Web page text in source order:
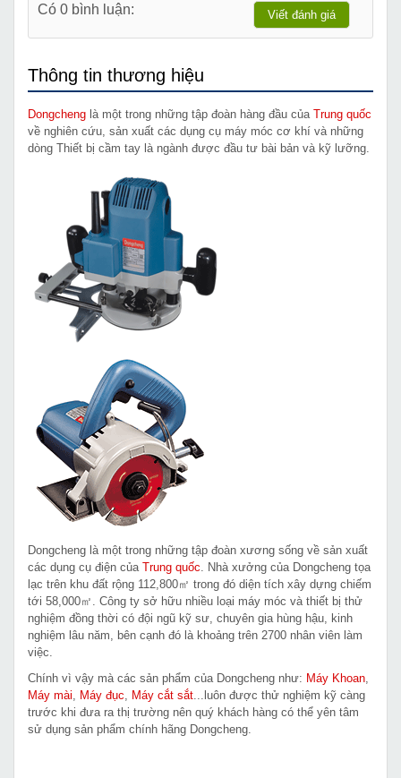
Có 0 bình luận: Viết đánh giá
Thông tin thương hiệu
Dongcheng là một trong những tập đoàn hàng đầu của Trung quốc
về nghiên cứu, sản xuất các dụng cụ máy móc cơ khí và những
dòng Thiết bị cầm tay là ngành được đầu tư bài bản và kỹ lưỡng.
Dongcheng là một trong những tập đoàn xương sống về sản xuất
các dụng cụ điện của Trung quốc. Nhà xưởng của Dongcheng tọa
lạc trên khu đất rộng 112,800㎡ trong đó diện tích xây dựng chiếm
tới 58,000㎡. Công ty sở hữu nhiều loại máy móc và thiết bị thử
nghiệm đồng thời có đội ngũ kỹ sư, chuyên gia hùng hậu, kinh
nghiệm lâu năm, bên cạnh đó là khoảng trên 2700 nhân viên làm
việc.
Chính vì vậy mà các sản phẩm của Dongcheng như: Máy Khoan,
Máy mài, Máy đục, Máy cắt sắt...luôn được thử nghiệm kỹ càng
trước khi đưa ra thị trường nên quý khách hàng có thể yên tâm
sử dụng sản phẩm chính hãng Dongcheng.